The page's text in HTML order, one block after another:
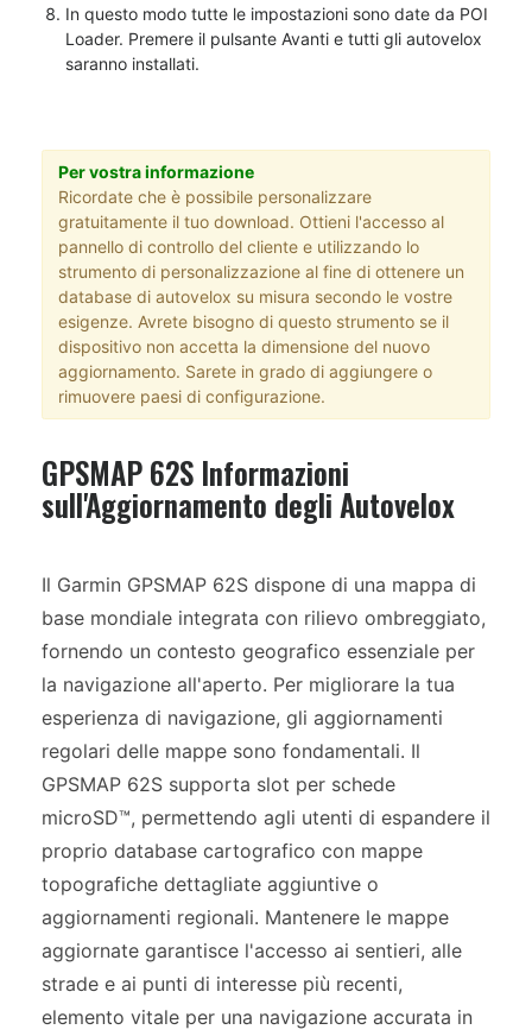
In questo modo tutte le impostazioni sono date da POI
Loader. Premere il pulsante Avanti e tutti gli autovelox
saranno installati.
Per vostra informazione
Ricordate che è possibile personalizzare
gratuitamente il tuo download. Ottieni l'accesso al
pannello di controllo del cliente e utilizzando lo
strumento di personalizzazione al fine di ottenere un
database di autovelox su misura secondo le vostre
esigenze. Avrete bisogno di questo strumento se il
dispositivo non accetta la dimensione del nuovo
aggiornamento. Sarete in grado di aggiungere o
rimuovere paesi di configurazione.
GPSMAP 62S Informazioni
sull'Aggiornamento degli Autovelox
Il Garmin GPSMAP 62S dispone di una mappa di
base mondiale integrata con rilievo ombreggiato,
fornendo un contesto geografico essenziale per
la navigazione all'aperto. Per migliorare la tua
esperienza di navigazione, gli aggiornamenti
regolari delle mappe sono fondamentali. Il
GPSMAP 62S supporta slot per schede
microSD™, permettendo agli utenti di espandere il
proprio database cartografico con mappe
topografiche dettagliate aggiuntive o
aggiornamenti regionali. Mantenere le mappe
aggiornate garantisce l'accesso ai sentieri, alle
strade e ai punti di interesse più recenti,
elemento vitale per una navigazione accurata in